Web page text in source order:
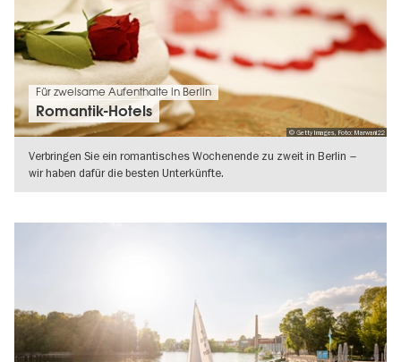
© Getty Images, Foto: Marwani22
Für zweisame Aufenthalte in Berlin
Romantik-Hotels
Verbringen Sie ein romantisches Wochenende zu zweit in Berlin –
wir haben dafür die besten Unterkünfte.